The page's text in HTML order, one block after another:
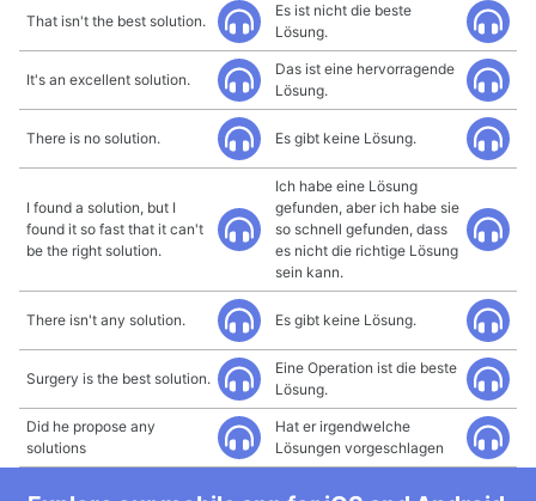
That isn't the best solution.
Es ist nicht die beste
Lösung.
It's an excellent solution.
Das ist eine hervorragende
Lösung.
There is no solution. Es gibt keine Lösung.
I found a solution, but I
found it so fast that it can't
be the right solution.
Ich habe eine Lösung
gefunden, aber ich habe sie
so schnell gefunden, dass
es nicht die richtige Lösung
sein kann.
There isn't any solution. Es gibt keine Lösung.
Surgery is the best solution.
Eine Operation ist die beste
Lösung.
Did he propose any
solutions
Hat er irgendwelche
Lösungen vorgeschlagen